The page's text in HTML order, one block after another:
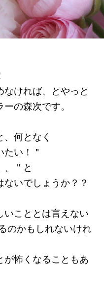
ければ、とやっと
の森次です。
、何となく
たい！＂
、＂と
いでしょうか？？
いこととは言えない
のかもしれないけれ
が怖くなることもあ